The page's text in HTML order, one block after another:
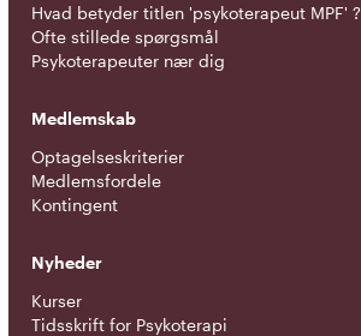
Hvad betyder titlen 'psykoterapeut MPF' ?
Ofte stillede spørgsmål
Psykoterapeuter nær dig
Medlemskab
Optagelseskriterier
Medlemsfordele
Kontingent
Nyheder
Kurser
Tidsskrift for Psykoterapi